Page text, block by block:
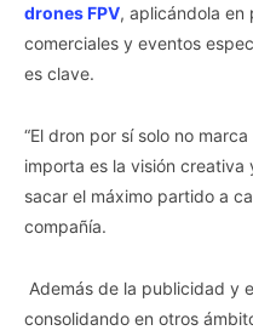
drones FPV, aplicándola en
comerciales y eventos
es clave.
“El dron por sí solo no
importa es la visión
sacar el máximo partido a
compañía.
Además de la publicidad y
consolidando en otros